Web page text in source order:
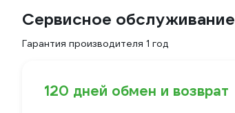
Сервисное обслуживание
Гарантия производителя 1 год
120 дней обмен и возврат